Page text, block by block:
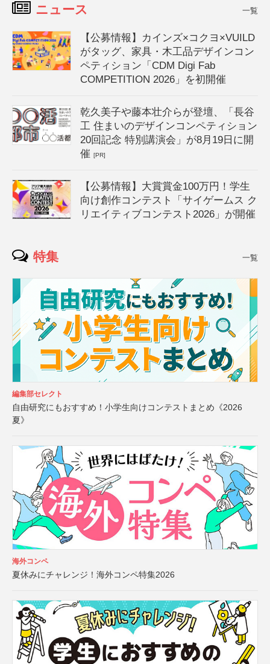
ニュース 一覧
【公募情報】カインズ×コクヨ×VUILD
がタッグ、家具・木工品デザインコン
ペティション「CDM Digi Fab
COMPETITION 2026」を初開催
乾久美子や藤本壮介らが登壇、「長谷
工 住まいのデザインコンペティション
20回記念 特別講演会」が8月19日に開
催[PR]
【公募情報】大賞賞金100万円！学生
向け創作コンテスト「サイゲームス ク
リエイティブコンテスト2026」が開催
特集 一覧
編集部セレクト
自由研究にもおすすめ！小学生向けコンテストまとめ《2026
夏》
海外コンペ
夏休みにチャレンジ！海外コンペ特集2026